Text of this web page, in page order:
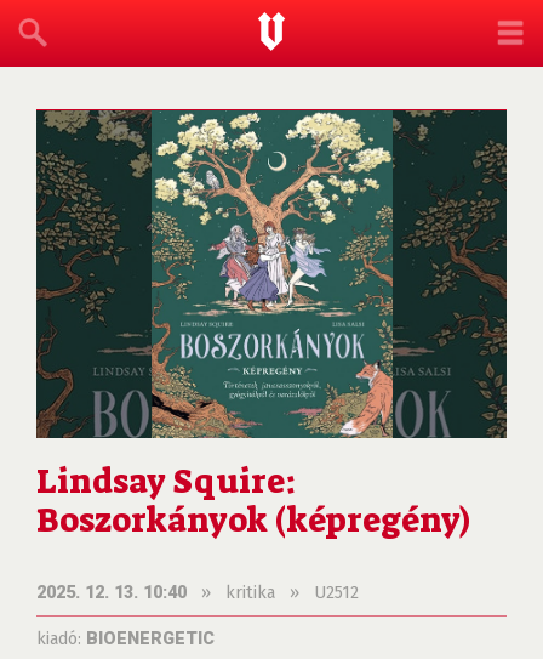
Lindsay Squire:
Boszorkányok ​(képregény)
2025. 12. 13. 10:40 » kritika » U2512
kiadó: BIOENERGETIC